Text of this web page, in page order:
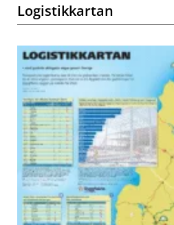
Logistikkartan